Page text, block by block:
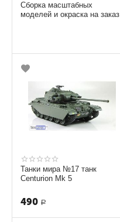
Сборка масштабных
моделей и окраска на заказ
Танки мира №17 танк
Centurion Mk 5
490 Р